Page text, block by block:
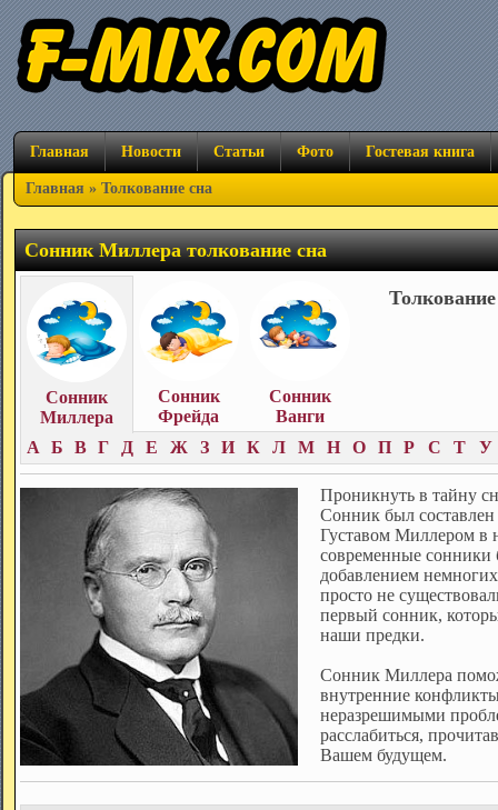
Главная Новости Статьи Фото Гостевая книга
Главная » Толкование сна
Сонник Миллера толкование сна
Сонник
Миллера
Сонник
Фрейда
Сонник
Ванги
А Б В Г Д Е Ж З И К Л М Н О П Р С Т У
Проникнуть в тайну
Сонник был
Густавом Миллером в
современные сонники
добавлением
просто не
первый сонник,
наши предки.
Сонник Миллера
внутренние
неразрешимыми
расслабиться,
Вашем будущем.